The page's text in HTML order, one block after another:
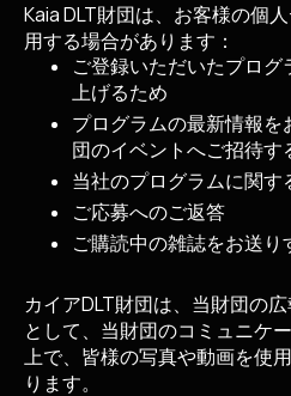
Kaia DLT財団は、お客様の個
用する場合があります：
ご登録いただいたプロ
上げるため
プログラムの最新情報
団のイベントへご招待す
当社のプログラムに関
ご応募へのご返答
ご購読中の雑誌をお送り
カイアDLT財団は、当財団の
として、当財団のコミュニケ
上で、皆様の写真や動画を使
ります。